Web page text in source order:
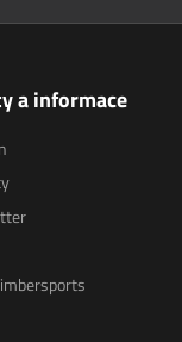
a informace